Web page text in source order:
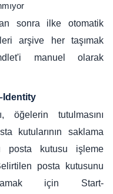
sonra ilke otomatik
arşive her taşımak
manuel olarak
öğelerin tutulmasını
kutularının saklama
posta kutusu işleme
posta kutusunu
için Start-